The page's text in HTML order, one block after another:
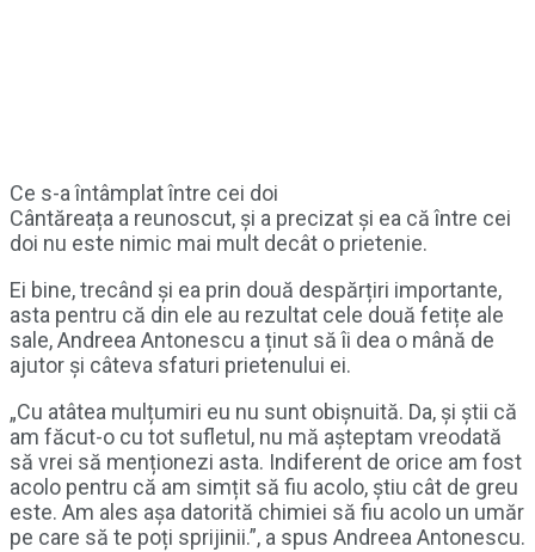
Ce s-a întâmplat între cei doi
Cântăreața a reunoscut, și a precizat și ea că între cei
doi nu este nimic mai mult decât o prietenie.
Ei bine, trecând și ea prin două despărțiri importante,
asta pentru că din ele au rezultat cele două fetițe ale
sale, Andreea Antonescu a ținut să îi dea o mână de
ajutor și câteva sfaturi prietenului ei.
„Cu atâtea mulțumiri eu nu sunt obișnuită. Da, și știi că
am făcut-o cu tot sufletul, nu mă așteptam vreodată
să vrei să menționezi asta. Indiferent de orice am fost
acolo pentru că am simțit să fiu acolo, știu cât de greu
este. Am ales așa datorită chimiei să fiu acolo un umăr
pe care să te poți sprijinii.”, a spus Andreea Antonescu.